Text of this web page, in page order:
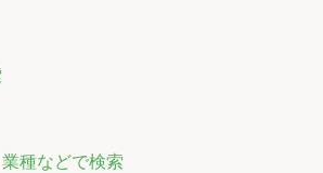
種などで検索